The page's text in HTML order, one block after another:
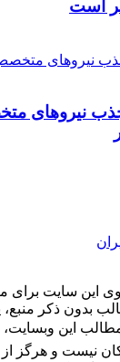
است
جذب نیروهای
این سایت
بدون ذکر منبع،
این
نیست و هرگز از